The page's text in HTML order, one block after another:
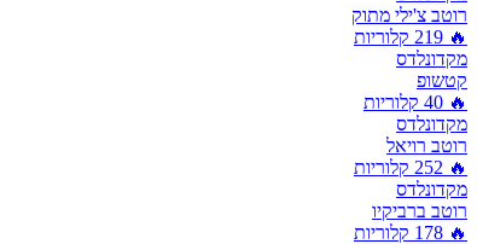
רוטב צ'ילי מתוק
🔥
219 קלוריות
מקדונלדס
קטשופ
🔥
40 קלוריות
מקדונלדס
רוטב רויאל
🔥
252 קלוריות
מקדונלדס
רוטב ברביקיו
🔥
178 קלוריות